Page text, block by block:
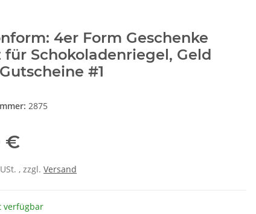
4er Form Geschenke
für Schokoladenriegel, Geld
#1
2875
€
, zzgl. Versand
verfügbar